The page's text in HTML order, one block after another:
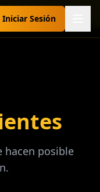
Iniciar Sesión
asistente? Pregúntale
y más.
hacen posible